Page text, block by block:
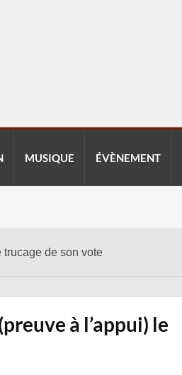
MUSIQUE ÉVÈNEMENT
trucage de son vote
à l’appui) le